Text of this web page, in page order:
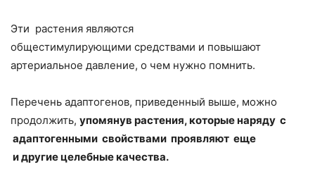
Эти растения являются
общестимулирующими средствами и повышают
артериальное давление, о чем нужно помнить.
Перечень адаптогенов, приведенный выше, можно
продолжить, упомянув растения, которые наряду с
адаптогенными свойствами проявляют еще
и другие целебные качества.